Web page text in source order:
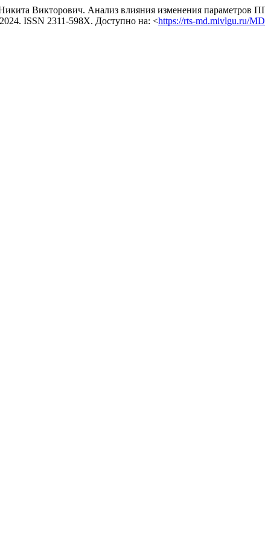
Викторович. Анализ влияния изменения параметров
ISSN 2311-598X. Доступно на: <https://rts-md.mivlgu.ru/